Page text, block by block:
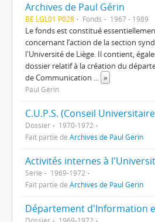
Archives de Paul Gérin
BE LGL01 P028 Fonds 1967 - 1989
Le fonds est constitué
concernant l’action de la section
l'Université de Liège. Il contient,
dossier relatif à la création du
de Communication ... »
Paul Gérin
Dossier
1970-1972
Fait partie de Archives de Paul Gérin
Activités internes à
Série
1969-1972
Fait partie de Archives de Paul Gérin